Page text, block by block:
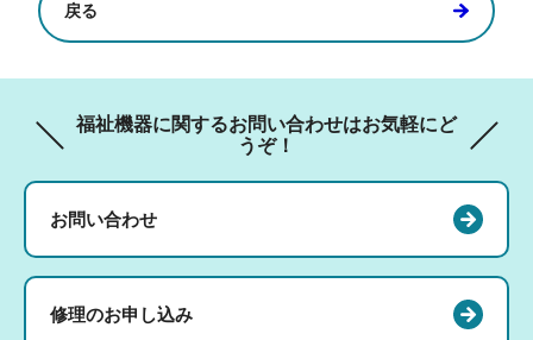
戻る
福祉機器に関するお問い合わせはお気軽にど
うぞ！
お問い合わせ
修理のお申し込み